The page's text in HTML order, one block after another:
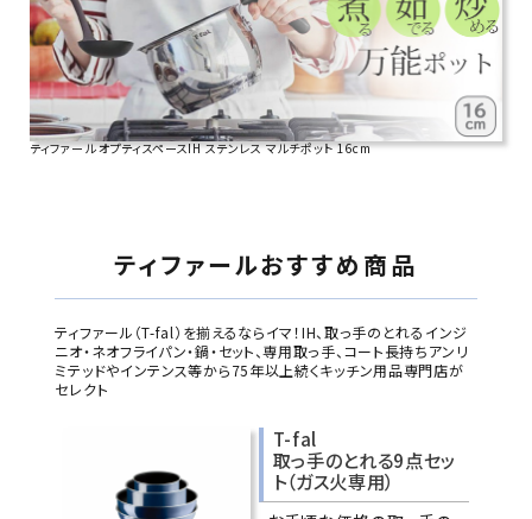
ティファール オプティスペースIH ステンレス マルチポット 16cm
ティファールおすすめ商品
ティファール（T-fal）を揃えるならイマ！IH、取っ手のとれるインジ
ニオ・ネオフライパン・鍋・セット、専用取っ手、コート長持ちアンリ
ミテッドやインテンス等から75年以上続くキッチン用品専門店が
セレクト
T-fal
取っ手のとれる9点セッ
ト（ガス火専用）